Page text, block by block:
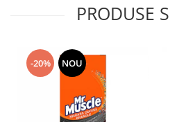
Rezerva Odorizant Camera Glade
PRODUSE
-20% NOU